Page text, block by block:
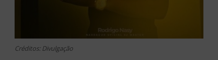
Créditos: Divulgação